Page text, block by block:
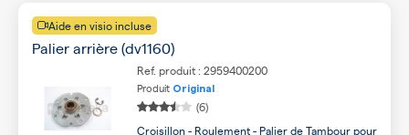
Aide en visio incluse
Palier arrière (dv1160)
Ref. produit : 2959400200
Produit Original
(6)
Croisillon - Roulement - Palier de Tambour pour